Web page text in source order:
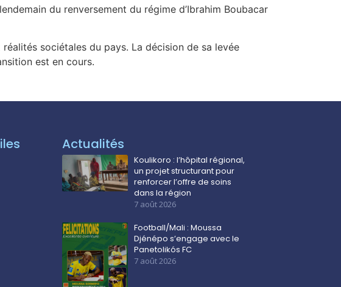
du renversement du régime d’Ibrahim Boubacar
sociétales du pays. La décision de sa levée
est en cours.
Actualités
Koulikoro : l’hôpital régional,
un projet structurant pour
renforcer l’offre de soins
dans la région
7 août 2026
Football/Mali : Moussa
Djénépo s’engage avec le
Panetolikós FC
7 août 2026